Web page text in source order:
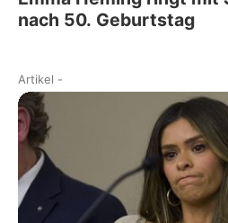
nach 50. Geburtstag
Artikel -